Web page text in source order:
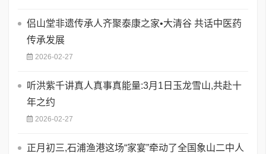
侣山堂非遗传承人齐聚泰康之家•大清谷 共话中医药
传承发展
2026-02-27
听洪紫千讲真人真事真能量:3月1日玉龙雪山,共赴十
年之约
2026-02-27
正月初三,石浦渔港这场“家宴”牵动了全国象山二中人